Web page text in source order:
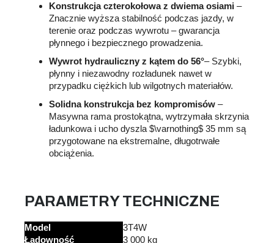
Konstrukcja czterokołowa z dwiema osiami –
Znacznie wyższa stabilność podczas jazdy, w
terenie oraz podczas wywrotu – gwarancja
płynnego i bezpiecznego prowadzenia.
Wywrot hydrauliczny z kątem do 56°– Szybki,
płynny i niezawodny rozładunek nawet w
przypadku ciężkich lub wilgotnych materiałów.
Solidna konstrukcja bez kompromisów –
Masywna rama prostokątna, wytrzymała skrzynia
ładunkowa i ucho dyszla $\varnothing$ 35 mm są
przygotowane na ekstremalne, długotrwałe
obciążenia.
PARAMETRY TECHNICZNE
Model
3T4W
Ładowność
3 000 kg